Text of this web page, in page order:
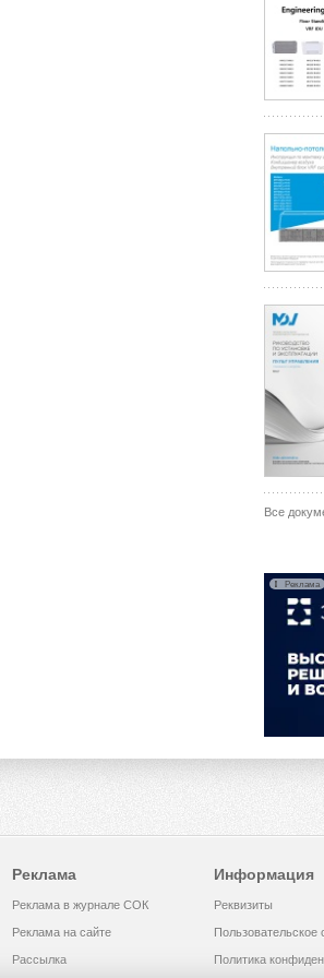
Все
Реклама
Реклама
Реклама в журнале СОК
Реклама на сайте
Рассылка
Информация
Реквизиты
Пользовательское
Политика